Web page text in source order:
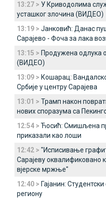
13:27 > У Криводолима
усташког злочина (ВИДЕО)
13:19 > Јанковић: Данас
Сарајево - Фоча за лака
13:15 > Продужена одлука
(ВИДЕО)
13:09 > Кошарац:
Србије у центру Сарајева
13:01 > Трамп након
нових споразума са
12:54 > Ћосић: Смишљена
приказали као лоши
12:42 > "Исписивање
Сарајеву оквалификовано
вјерске мржње"
12:40 > Гајанин:
региону